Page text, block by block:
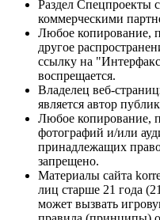
Раздел Спецпроекты
коммерческими
Любое копирование,
другое
ссылку на
воспрещается.
Владелец веб-
является автор
Любое копирование,
фотографий и/или
принадлежащих
запрещено.
Материалы сайта
лиц старше 21 года
может вызвать